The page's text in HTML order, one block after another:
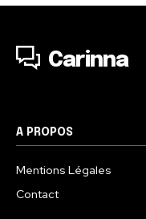
Carinna
A PROPOS
Mentions Légales
Contact